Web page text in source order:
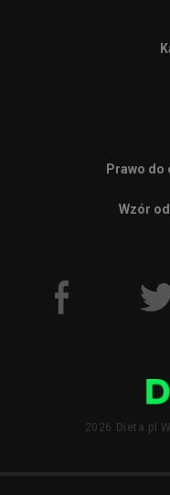
Prawo do
Wzór
2026 Dieta.pl